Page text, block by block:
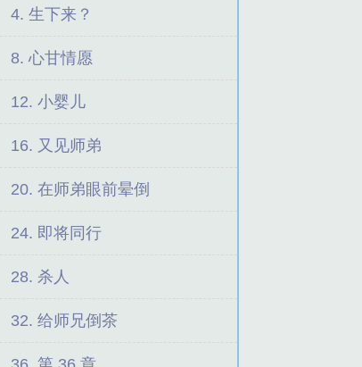
4. 生下来？
8. 心甘情愿
12. 小婴儿
16. 又见师弟
20. 在师弟眼前晕倒
24. 即将同行
28. 杀人
32. 给师兄倒茶